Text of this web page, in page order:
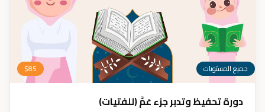
جميع المستويات $85
دورة تحفيظ وتدبر جزء عَمَّ (للفتيات)